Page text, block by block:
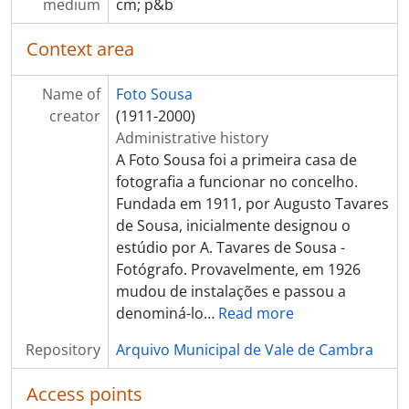
[Item] Retrato de homem
[Item] Comendador Luiz Bernardo de Almeida
[Item] Retrato de homem com gado bovino
[Item] Retrato de criança
[Item] Retrato de criança
[Item] Retrato de mulher e criança com vestuário regional
[Item] Retrato de mulher
[Item] Retrato de mulher com vestuário regional
[Item] Retrato de mulher
[Item] Retrato de padre
[Item] Retrato de criança
[Item] Retrato de homem
[Item] Músico
[Item] Retrato de mulher com vestuário regional
[Item] Retrato de mulher com vestuário regional
[Item] Retrato de aluno universitário
medium
cm; p&b
Context area
Name of
creator
Foto Sousa
(1911-2000)
Administrative history
A Foto Sousa foi a primeira casa de
fotografia a funcionar no concelho.
Fundada em 1911, por Augusto Tavares
de Sousa, inicialmente designou o
estúdio por A. Tavares de Sousa -
Fotógrafo. Provavelmente, em 1926
mudou de instalações e passou a
denominá-lo… Read more
Repository
Arquivo Municipal de Vale de Cambra
Access points